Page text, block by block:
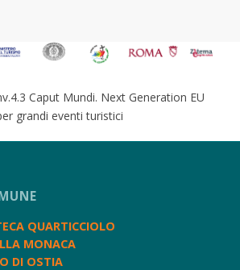
Caput Mundi. Next Generation EU
grandi eventi turistici
QUARTICCIOLO
MONACA
DI OSTIA